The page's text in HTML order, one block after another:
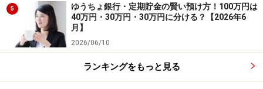
※新規口座開設であれば、「新規口座開設優遇プラン ス
ターワン円定期預金」が利用でき、1年ものの金利が年
1.25％になる。預入金額50万円以上で、インターネット
限定。預入期限は口座開設日の翌々月末まで。
5
ゆうちょ銀行・定期貯金の賢い預け方！100万円は
40万円・30万円・30万円に分ける？【2026年6
月】
2026/06/10
ランキングをもっと見る